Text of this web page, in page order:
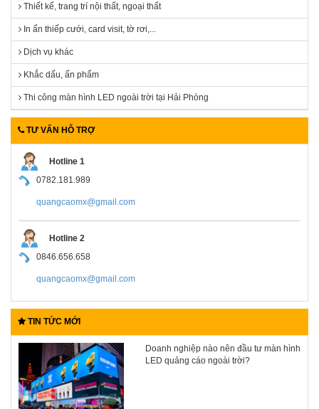
Thiết kế, trang trí nội thất, ngoại thất
In ấn thiếp cưới, card visit, tờ rơi,...
Dịch vụ khác
Khắc dấu, ấn phẩm
Thi công màn hình LED ngoài trời tại Hải Phòng
TƯ VẤN HỖ TRỢ
Hotline 1
0782.181.989
quangcaomx@gmail.com
Hotline 2
0846.656.658
quangcaomx@gmail.com
TIN TỨC MỚI
Doanh nghiệp nào nên đầu tư màn hình
LED quảng cáo ngoài trời?